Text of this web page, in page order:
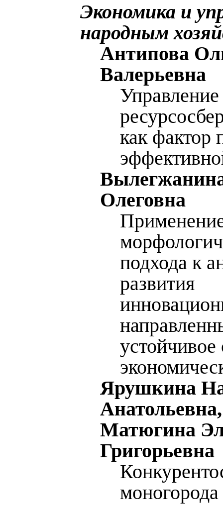
Экономика и
народным
Антипова
Валерьевна
Управление
как фактор
Олеговна
подхода к
развития
Ярушкина
Анатольевна,
Матюгина
Григорьевна